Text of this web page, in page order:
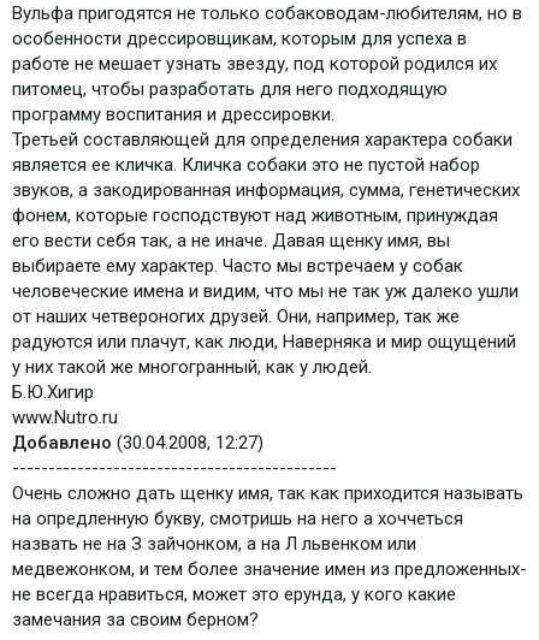
Вульфа пригодятся не только собаководам-любителям, но в
особенности дрессировщикам, которым для успеха в
работе не мешает узнать звезду, под которой родился их
питомец, чтобы разработать для него подходящую
программу воспитания и дрессировки.
Третьей составляющей для определения характера собаки
является ее кличка. Кличка собаки это не пустой набор
звуков, а закодированная информация, сумма, генетических
фонем, которые господствуют над животным, принуждая
его вести себя так, а не иначе. Давая щенку имя, вы
выбираете ему характер. Часто мы встречаем у собак
человеческие имена и видим, что мы не так уж далеко ушли
от наших четвероногих друзей. Они, например, так же
радуются или плачут, как люди, Наверняка и мир ощущений
у них такой же многогранный, как у людей.
Б.Ю.Хигир
www.Nutro.ru
Добавлено (30.04.2008, 12:27)
---------------------------------------------
Очень сложно дать щенку имя, так как приходится называть
на опредленную букву, смотришь на него а хоччеться
назвать не на З зайчонком, а на Л львенком или
медвежонком, и тем более значение имен из предложенных-
не всегда нравиться, может это ерунда, у кого какие
замечания за своим берном?